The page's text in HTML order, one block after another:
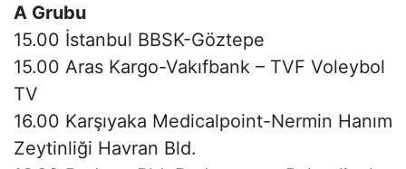
A Grubu
15.00 İstanbul BBSK-Göztepe
15.00 Aras Kargo-Vakıfbank – TVF Voleybol
TV
16.00 Karşıyaka Medicalpoint-Nermin Hanım
Zeytinliği Havran Bld.